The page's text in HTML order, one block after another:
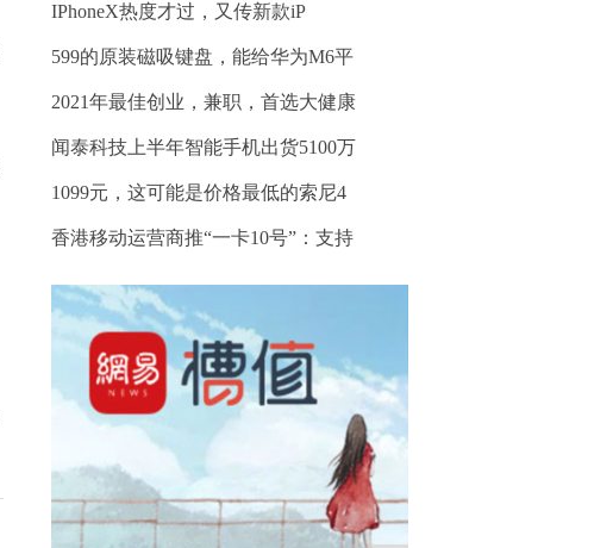
IPhoneX热度才过，又传新款iP
599的原装磁吸键盘，能给华为M6平
2021年最佳创业，兼职，首选大健康
闻泰科技上半年智能手机出货5100万
1099元，这可能是价格最低的索尼4
香港移动运营商推“一卡10号”：支持